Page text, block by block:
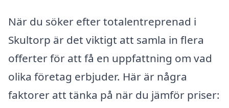
När du söker efter totalentreprenad i
Skultorp är det viktigt att samla in flera
offerter för att få en uppfattning om vad
olika företag erbjuder. Här är några
faktorer att tänka på när du jämför priser: